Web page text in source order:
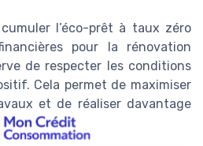
l’éco-prêt à taux zéro
pour la rénovation
de respecter les conditions
Cela permet de maximiser
et de réaliser davantage